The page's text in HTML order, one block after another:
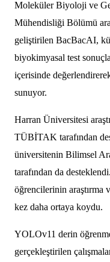
Moleküler Biyoloji ve
Mühendisliği Bölümü
geliştirilen BacBacAI,
biyokimyasal test
içerisinde
sunuyor.
Harran Üniversitesi
TÜBİTAK tarafından
üniversitenin Bilimsel
tarafından da
öğrencilerinin araştırma
kez daha ortaya koydu.
YOLOv11 derin
gerçekleştirilen